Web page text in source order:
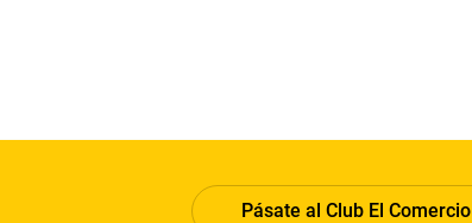
Pásate al Club El Comercio